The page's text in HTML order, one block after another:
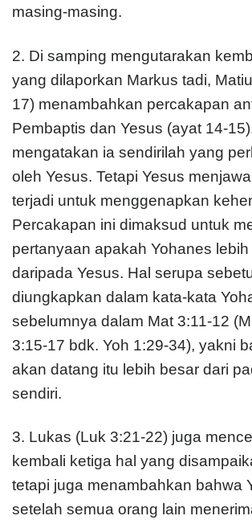
masing-masing.
2. Di samping mengutarakan
yang dilaporkan Markus tadi,
17) menambahkan percakapan
Pembaptis dan Yesus (ayat 14-
mengatakan ia sendirilah yang
oleh Yesus. Tetapi Yesus
terjadi untuk menggenapkan
Percakapan ini dimaksud untuk
pertanyaan apakah Yohanes
daripada Yesus. Hal serupa
diungkapkan dalam kata-kata
sebelumnya dalam Mat 3:11-12
3:15-17 bdk. Yoh 1:29-34), yakni
akan datang itu lebih besar dari
sendiri.
3. Lukas (Luk 3:21-22) juga
kembali ketiga hal yang
tetapi juga menambahkan bahwa
setelah semua orang lain